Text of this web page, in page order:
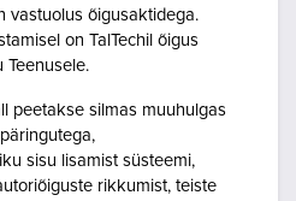
vastuolus õigusaktidega.
on TalTechil õigus
Teenusele.
peetakse silmas muuhulgas
sisu lisamist süsteemi,
rikkumist, teiste